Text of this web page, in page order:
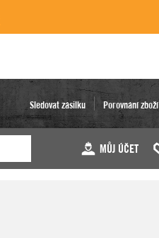
Sledovat zásilku Porovnání zboží
MŮJ ÚČET